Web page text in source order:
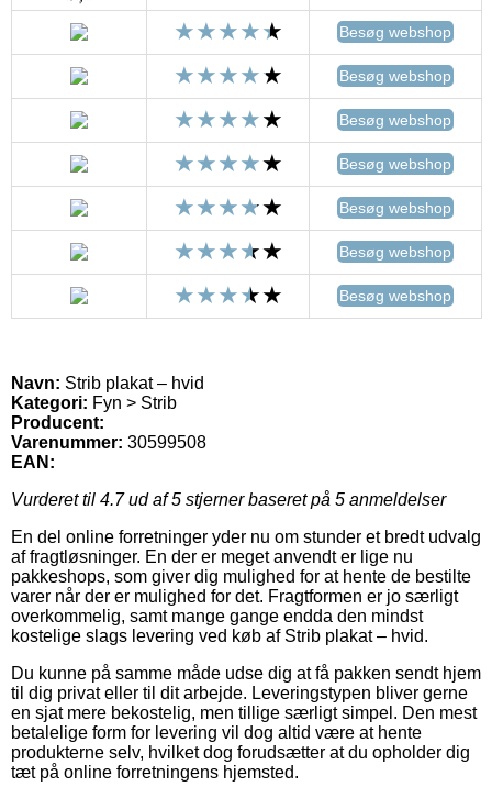
Besøg webshop
Besøg webshop
Besøg webshop
Besøg webshop
Besøg webshop
Besøg webshop
Besøg webshop
Navn: Strib plakat – hvid
Kategori: Fyn > Strib
Producent:
Varenummer: 30599508
EAN:
Vurderet til 4.7ud af 5 stjerner baseret på 5 anmeldelser
En del online forretninger yder nu om stunder et bredt udvalg
af fragtløsninger. En der er meget anvendt er lige nu
pakkeshops, som giver dig mulighed for at hente de bestilte
varer når der er mulighed for det. Fragtformen er jo særligt
overkommelig, samt mange gange endda den mindst
kostelige slags levering ved køb af Strib plakat – hvid.
Du kunne på samme måde udse dig at få pakken sendt hjem
til dig privat eller til dit arbejde. Leveringstypen bliver gerne
en sjat mere bekostelig, men tillige særligt simpel. Den mest
betalelige form for levering vil dog altid være at hente
produkterne selv, hvilket dog forudsætter at du opholder dig
tæt på online forretningens hjemsted.